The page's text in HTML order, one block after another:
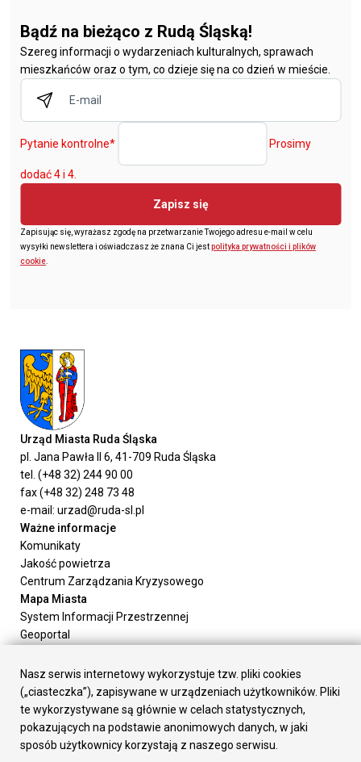
Bądź na bieżąco z Rudą Śląską!
Szereg informacji o wydarzeniach kulturalnych, sprawach
mieszkańców oraz o tym, co dzieje się na co dzień w mieście.
Pytanie kontrolne* Prosimy
dodać 4 i 4.
Zapisz się
Zapisując się, wyrażasz zgodę na przetwarzanie Twojego adresu e-mail w celu
wysyłki newslettera i oświadczasz że znana Ci jestpolityka prywatności i plików
cookie.
Urząd Miasta Ruda Śląska
pl. Jana Pawła II 6, 41-709 Ruda Śląska
tel. (+48 32) 244 90 00
fax (+48 32) 248 73 48
e-mail: urzad@ruda-sl.pl
Ważne informacje
Komunikaty
Jakość powietrza
Centrum Zarządzania Kryzysowego
Mapa Miasta
System Informacji Przestrzennej
Geoportal
Załatw sprawę
Prezydent Miasta
Rada Miasta
Wydziały
Elektroniczna Skrzynka Podawcza
Nasz serwis internetowy wykorzystuje tzw. pliki cookies
(„ciasteczka”), zapisywane w urządzeniach użytkowników. Pliki
te wykorzystywane są głównie w celach statystycznych,
pokazujących na podstawie anonimowych danych, w jaki
sposób użytkownicy korzystają z naszego serwisu.